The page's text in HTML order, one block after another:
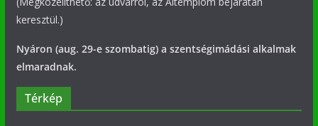
keresztül.)
Nyáron (aug. 29-e szombatig) a szentségimádási alkalmak
elmaradnak.
Térkép